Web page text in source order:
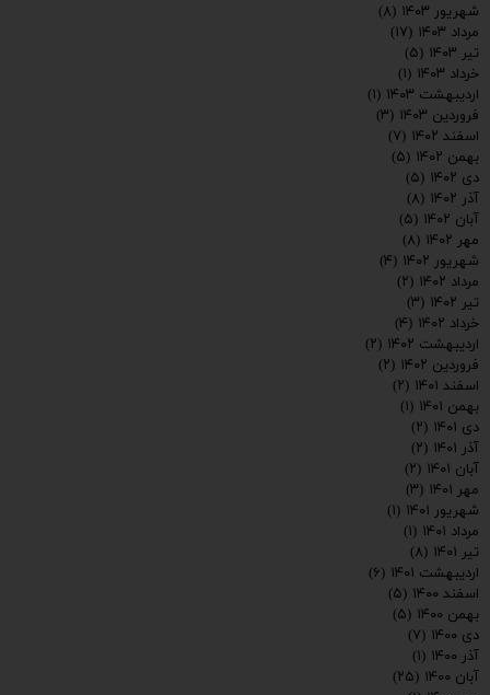
ارسال
شهریور ۱۴۰۳
(۸)
مرداد ۱۴۰۳
(۱۷)
تیر ۱۴۰۳
(۵)
خرداد ۱۴۰۳
(۱)
اردیبهشت ۱۴۰۳
(۱)
فروردین ۱۴۰۳
(۳)
اسفند ۱۴۰۲
(۷)
بهمن ۱۴۰۲
(۵)
دی ۱۴۰۲
(۵)
آذر ۱۴۰۲
(۸)
آبان ۱۴۰۲
(۵)
مهر ۱۴۰۲
(۸)
شهریور ۱۴۰۲
(۴)
مرداد ۱۴۰۲
(۲)
تیر ۱۴۰۲
(۳)
خرداد ۱۴۰۲
(۴)
اردیبهشت ۱۴۰۲
(۲)
فروردین ۱۴۰۲
(۲)
اسفند ۱۴۰۱
(۲)
بهمن ۱۴۰۱
(۱)
دی ۱۴۰۱
(۲)
آذر ۱۴۰۱
(۲)
آبان ۱۴۰۱
(۲)
مهر ۱۴۰۱
(۳)
شهریور ۱۴۰۱
(۱)
مرداد ۱۴۰۱
(۱)
تیر ۱۴۰۱
(۸)
اردیبهشت ۱۴۰۱
(۶)
اسفند ۱۴۰۰
(۵)
بهمن ۱۴۰۰
(۵)
دی ۱۴۰۰
(۷)
آذر ۱۴۰۰
(۱)
آبان ۱۴۰۰
(۲۵)